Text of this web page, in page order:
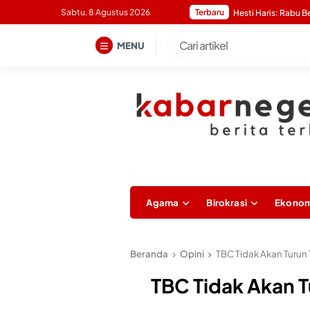
to
Sabtu, 8 Agustus 2026 Terbaru
MENU
Agama Birokrasi
Beranda Opini TBC Tidak Akan
TBC Tidak Akan